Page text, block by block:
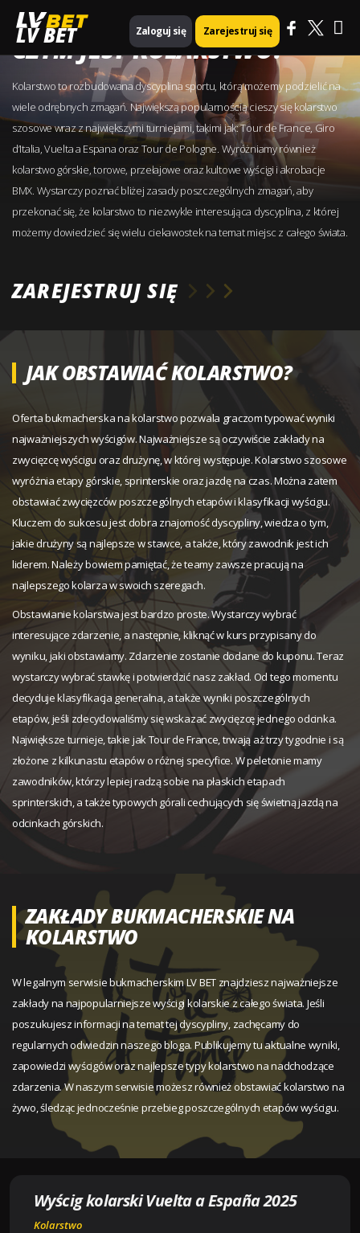
LV BET Zaloguj się Zarejestruj się
CZYM JEST KOLARSTWO?
Kolarstwo to rozbudowana dyscyplina sportu, którą możemy podzielić na
wiele odrębnych zmagań. Największą popularnością cieszy się kolarstwo
szosowe wraz z największymi turniejami, takimi jak: Tour de France, Giro
d’Italia, Vuelta a Espana oraz Tour de Pologne. Wyróżniamy również
kolarstwo górskie, torowe, przełajowe oraz kultowe wyścigi i akrobacje
BMX. Wystarczy poznać bliżej zasady poszczególnych zmagań, aby
przekonać się, że kolarstwo to niezwykle interesująca dyscyplina, z której
możemy dowiedzieć się wielu ciekawostek na temat miejsc z całego świata.
ZAREJESTRUJ SIĘ
JAK OBSTAWIAĆ KOLARSTWO?
Oferta bukmacherska na kolarstwo pozwala graczom typować wyniki
najważniejszych wyścigów. Najważniejsze są oczywiście zakłady na
zwycięzcę wyścigu oraz drużynę, w której występuje. Kolarstwo szosowe
wyróżnia etapy górskie, sprinterskie oraz jazdę na czas. Można zatem
obstawiać zwycięzców poszczególnych etapów i klasyfikacji wyścigu.
Kluczem do sukcesu jest dobra znajomość dyscypliny, wiedza o tym,
jakie drużyny są najlepsze w stawce, a także, który zawodnik jest ich
liderem. Należy bowiem pamiętać, że teamy zawsze pracują na
najlepszego kolarza w swoich szeregach.
Obstawianie kolarstwa jest bardzo proste. Wystarczy wybrać
interesujące zdarzenie, a następnie, kliknąć w kurs przypisany do
wyniku, jaki obstawiamy. Zdarzenie zostanie dodane do kuponu. Teraz
wystarczy wybrać stawkę i potwierdzić nasz zakład. Od tego momentu
decyduje klasyfikacja generalna, a także wyniki poszczególnych
etapów, jeśli zdecydowaliśmy się wskazać zwycięzcę jednego odcinka.
Największe turnieje, takie jak Tour de France, trwają aż trzy tygodnie i są
złożone z kilkunastu etapów o różnej specyfice. W peletonie mamy
zawodników, którzy lepiej radzą sobie na płaskich etapach
sprinterskich, a także typowych górali cechujących się świetną jazdą na
odcinkach górskich.
ZAKŁADY BUKMACHERSKIE NA
KOLARSTWO
W legalnym serwisie bukmacherskim LV BET znajdziesz najważniejsze
zakłady na najpopularniejsze wyścigi kolarskie z całego świata. Jeśli
poszukujesz informacji na temat tej dyscypliny, zachęcamy do
regularnych odwiedzin naszego bloga. Publikujemy tu aktualne wyniki,
zapowiedzi wyścigów oraz najlepsze typy kolarstwo na nadchodzące
zdarzenia. W naszym serwisie możesz również obstawiać kolarstwo na
żywo, śledząc jednocześnie przebieg poszczególnych etapów wyścigu.
Wyścig kolarski Vuelta a España 2025
Kolarstwo